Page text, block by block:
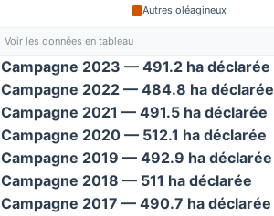
Autres oléagineux
Voir les données en tableau
Campagne 2023 — 491.2 ha déclarée
Campagne 2022 — 484.8 ha déclarée
Campagne 2021 — 491.5 ha déclarée
Campagne 2020 — 512.1 ha déclarée
Campagne 2019 — 492.9 ha déclarée
Campagne 2018 — 511 ha déclarée
Campagne 2017 — 490.7 ha déclarée